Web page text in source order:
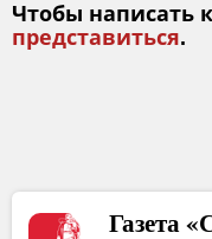
Чтобы написать
представиться.
Газета